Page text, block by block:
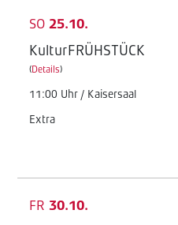
SO 25.10.
KulturFRÜHSTÜCK
(Details)
11:00 Uhr / Kaisersaal
Extra
FR 30.10.